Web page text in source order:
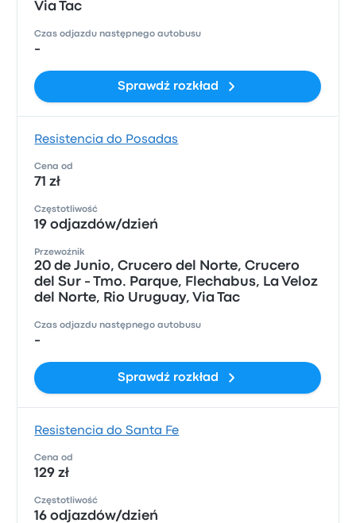
Via Tac
Czas odjazdu następnego autobusu
-
Sprawdź rozkład
Resistencia do Posadas
Cena od
71 zł
Częstotliwość
19 odjazdów/dzień
Przewoźnik
20 de Junio, Crucero del Norte, Crucero
del Sur - Tmo. Parque, Flechabus, La Veloz
del Norte, Rio Uruguay, Via Tac
Czas odjazdu następnego autobusu
-
Sprawdź rozkład
Resistencia do Santa Fe
Cena od
129 zł
Częstotliwość
16 odjazdów/dzień